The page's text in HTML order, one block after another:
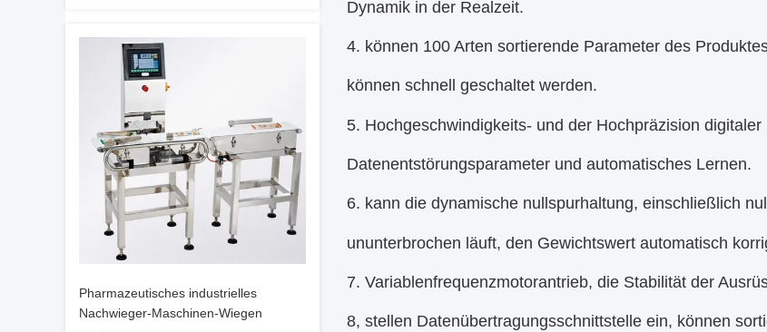
Pharmazeutisches industrielles
Nachwieger-Maschinen-Wiegen
Dynamik in der Realzeit.
4. können 100 Arten sortierende Parameter des
können schnell geschaltet werden.
5. Hochgeschwindigkeits- und der Hochpräzision
Datenentstörungsparameter und automatisches Lernen.
6. kann die dynamische nullspurhaltung, einschließlich
ununterbrochen läuft, den Gewichtswert automatisch
7. Variablenfrequenzmotorantrieb, die Stabilität der
8, stellen Datenübertragungsschnittstelle ein, können